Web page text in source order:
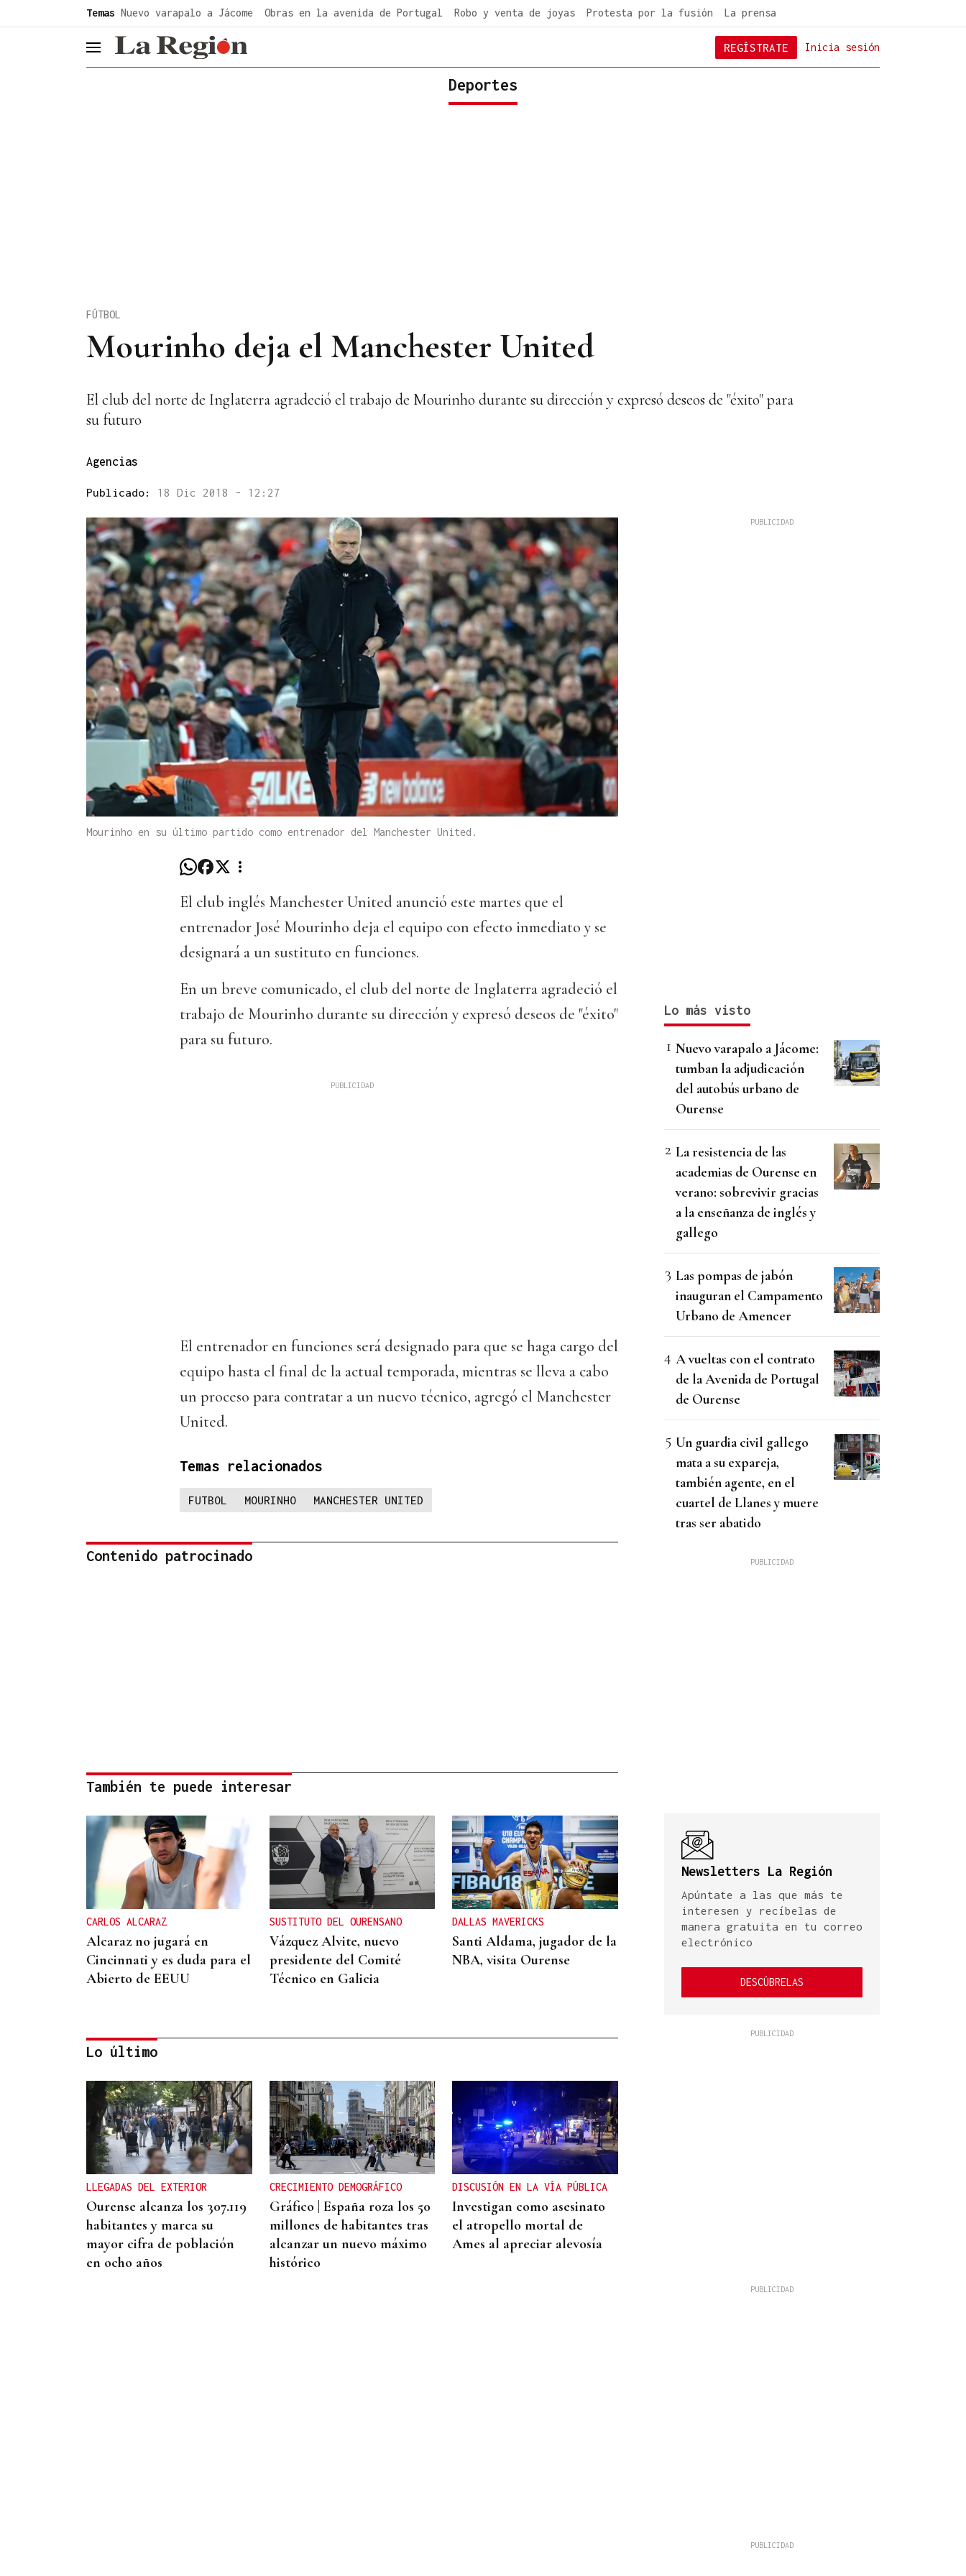
Temas Nuevo varapalo a Jácome Obras en la avenida de Portugal Robo y venta de joyas Protesta por la fusión La prensa
header.menu.open Inicia sesión
REGÍSTRATE
Deportes
Mourinho deja el Manchester United
FÚTBOL
El club del norte de Inglaterra agradeció el trabajo de Mourinho durante su dirección y expresó deseos de "éxito" para
su futuro
Agencias
Publicado: 18 Dic 2018 - 12:27
Mourinho en su último partido como entrenador del Manchester United.
El club inglés Manchester United anunció este martes que el
entrenador José Mourinho deja el equipo con efecto inmediato y se
designará a un sustituto en funciones.
En un breve comunicado, el club del norte de Inglaterra agradeció el
trabajo de Mourinho durante su dirección y expresó deseos de "éxito"
para su futuro.
El entrenador en funciones será designado para que se haga cargo del
equipo hasta el final de la actual temporada, mientras se lleva a cabo
un proceso para contratar a un nuevo técnico, agregó el Manchester
United.
Temas relacionados
FUTBOL MOURINHO MANCHESTER UNITED
Contenido patrocinado
También te puede interesar
CARLOS ALCARAZ
Alcaraz no jugará en
Cincinnati y es duda para el
Abierto de EEUU
SUSTITUTO DEL OURENSANO
Vázquez Alvite, nuevo
presidente del Comité
Técnico en Galicia
DALLAS MAVERICKS
Santi Aldama, jugador de la
NBA, visita Ourense
2019, SU PRIMERA GRANDE
Pogacar vuelve a La Vuelta
siete años después y busca
conquistar el maillot rojo
Lo último
LLEGADAS DEL EXTERIOR
Ourense alcanza los 307.119
habitantes y marca su
mayor cifra de población
en ocho años
CRECIMIENTO DEMOGRÁFICO
Gráfico | España roza los 50
millones de habitantes tras
alcanzar un nuevo máximo
histórico
DISCUSIÓN EN LA VÍA PÚBLICA
Investigan como asesinato
el atropello mortal de
Ames al apreciar alevosía
Lo más visto
Nuevo varapalo a Jácome:
tumban la adjudicación
del autobús urbano de
Ourense
La resistencia de las
academias de Ourense en
verano: sobrevivir gracias
a la enseñanza de inglés y
gallego
Las pompas de jabón
inauguran el Campamento
Urbano de Amencer
A vueltas con el contrato
de la Avenida de Portugal
de Ourense
Un guardia civil gallego
mata a su expareja,
también agente, en el
cuartel de Llanes y muere
tras ser abatido
Newsletters La Región
Apúntate a las que más te
interesen y recíbelas de
manera gratuita en tu correo
electrónico
DESCÚBRELAS